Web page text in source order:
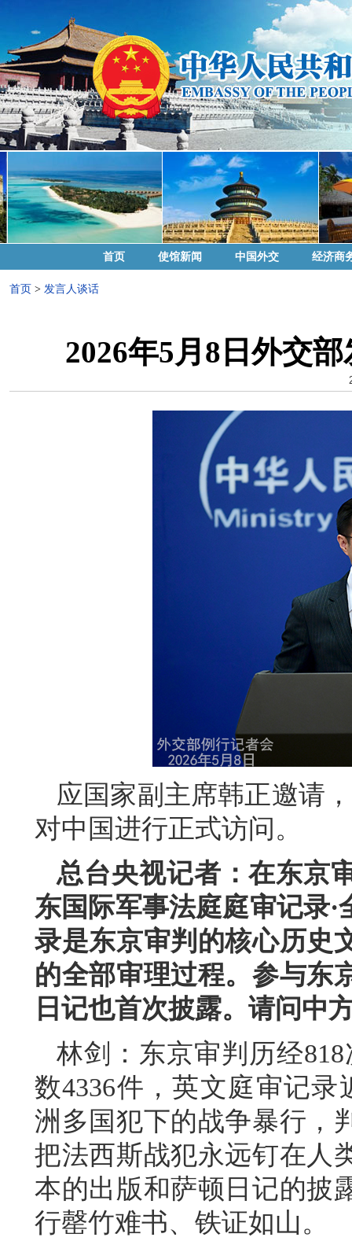
首页 使馆新闻 中国外交 经济商
首页 > 发言人谈话
2026年5月8日外交
应国家副主席韩正邀请
对中国进行正式访问。
总台央视记者：在东京
东国际军事法庭庭审记录
录是东京审判的核心历史
的全部审理过程。参与东
日记也首次披露。请问中
林剑：东京审判历经
数4336件，英文庭审记
洲多国犯下的战争暴行，
把法西斯战犯永远钉在人
本的出版和萨顿日记的披
行罄竹难书、铁证如山。